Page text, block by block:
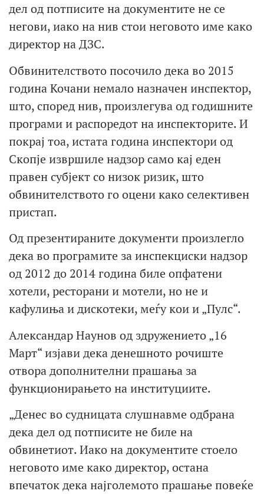
дел од потписите на документите не се
негови, иако на нив стои неговото име како
директор на ДЗС.
Обвинителството посочило дека во 2015
година Кочани немало назначен инспектор,
што, според нив, произлегува од годишните
програми и распоредот на инспекторите. И
покрај тоа, истата година инспектори од
Скопје извршиле надзор само кај еден
правен субјект со низок ризик, што
обвинителството го оцени како селективен
пристап.
Од презентираните документи произлегло
дека во програмите за инспекциски надзор
од 2012 до 2014 година биле опфатени
хотели, ресторани и мотели, но не и
кафулиња и дискотеки, меѓу кои и „Пулс“.
Александар Наунов од здружението „16
Март“ изјави дека денешното рочиште
отвора дополнителни прашања за
функционирањето на институциите.
„Денес во судницата слушнавме одбрана
дека дел од потписите не биле на
обвинетиот. Иако на документите стоело
неговото име како директор, остана
впечаток дека најголемото прашање повеќе